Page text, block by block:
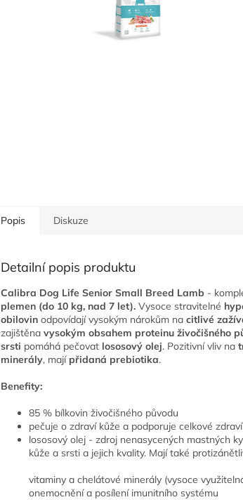
Popis Diskuze
Detailní popis produktu
Calibra Dog Life Senior Small Breed Lamb -
plemen (do 10 kg, nad 7 let). Vysoce stravitelné
obilovin odpovídají vysokým nárokům na citlivé
zajištěna vysokým obsahem proteinu živočišného
srsti pomáhá pečovat lososový olej. Pozitivní vliv na
minerály, mají přidaná prebiotika.
Benefity:
85 % bílkovin živočišného původu
pečuje o zdraví kůže a podporuje celkové zdraví
lososový olej - zdroj nenasycených mastných
kůže a srsti a jejich kvality. Mají také
vitaminy a chelátové minerály (vysoce
onemocnění a posílení imunitního systému